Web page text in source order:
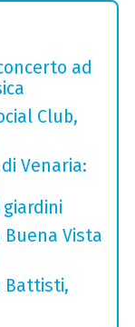
ad
Club,
Venaria:
Vista
Battisti,